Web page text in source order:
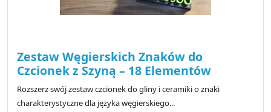
Zestaw Węgierskich Znaków do
Czcionek z Szyną – 18 Elementów
Rozszerz swój zestaw czcionek do gliny i ceramiki o znaki
charakterystyczne dla języka węgierskiego...